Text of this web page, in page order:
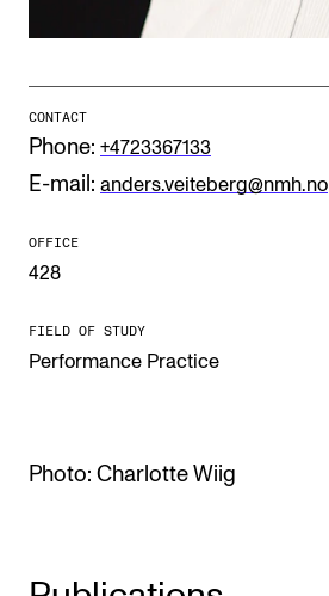
Collaboration
Networks
IN.TUNE
INFO
Contact Us
CONTACT
Phone: +4723367133
E-mail: anders.veiteberg@nmh.no
OFFICE
428
FIELD OF STUDY
Performance Practice
Photo: Charlotte Wiig